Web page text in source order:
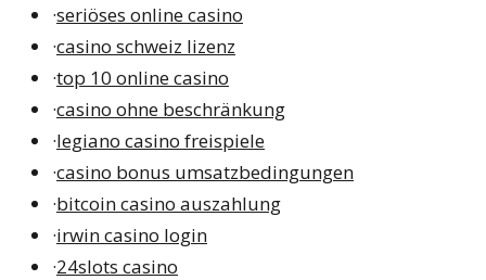
·seriöses online casino
·casino schweiz lizenz
·top 10 online casino
·casino ohne beschränkung
·legiano casino freispiele
·casino bonus umsatzbedingungen
·bitcoin casino auszahlung
·irwin casino login
·24slots casino